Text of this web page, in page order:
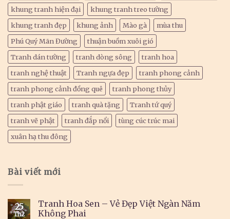
khung tranh hiện đại
khung tranh treo tường
khung tranh đẹp
khung ảnh Mào gà
mùa thu
Phú Quý Mãn Đường
thuận buồm xuôi gió
Tranh dán tường
tranh dòng sông
tranh hoa
tranh nghệ thuật
Tranh ngựa đẹp
tranh phong cảnh
tranh phong cảnh đồng quê
tranh phong thủy
tranh phật giáo
tranh quà tặng
Tranh tứ quý
tranh vẽ phật
tranh đắp nổi
tùng cúc trúc mai
xuân hạ thu đông
Bài viết mới
25
Th2
Tranh Hoa Sen – Vẻ Đẹp Việt Ngàn Năm
Không Phai